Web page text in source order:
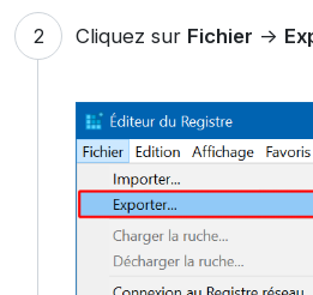
Cliquez sur Fichier ->